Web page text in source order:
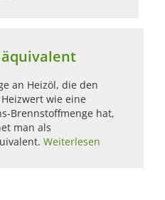
an Heizöl, die den
wie eine
Brennstoffmenge hat,
man als
Weiterlesen